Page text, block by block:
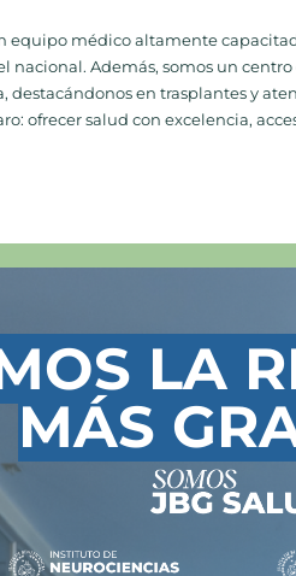
equipo médico altamente
nacional. Además, somos un
en trasplantes y
ofrecer salud con excelencia,
LA
MÁS